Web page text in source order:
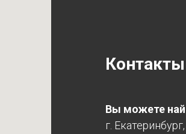
Вы можете
г.